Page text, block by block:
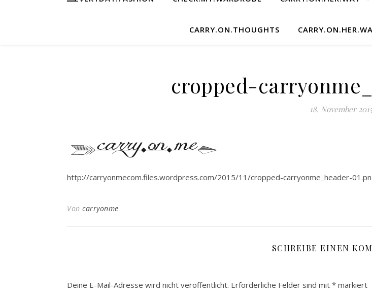
CARRY.ON.THOUGHTS
cropped-
18. November 2015
http://carryonmecom.files.wordpress.com/2015/11/cropped-carryonme_header-
Von carryonme
SCHREIBE EINEN
Deine E-Mail-Adresse wird nicht veröffentlicht. Erforderliche Felder sind mit * markiert